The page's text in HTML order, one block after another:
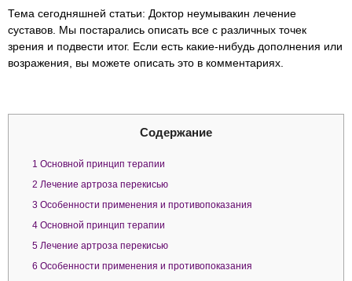
Тема сегодняшней статьи: Доктор неумывакин лечение
суставов. Мы постарались описать все с различных точек
зрения и подвести итог. Если есть какие-нибудь дополнения или
возражения, вы можете описать это в комментариях.
Содержание
1 Основной принцип терапии
2 Лечение артроза перекисью
3 Особенности применения и противопоказания
4 Основной принцип терапии
5 Лечение артроза перекисью
6 Особенности применения и противопоказания